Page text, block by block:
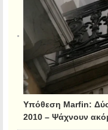
Υπόθεση Marfin: Δύο
2010 – Ψάχνουν